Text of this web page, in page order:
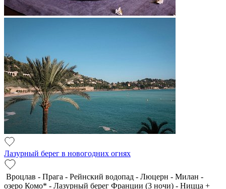
Лазурный берег в новогодних огнях
Вроцлав - Прага - Рейнский водопад - Люцерн - Милан -
озеро Комо* - Лазурный берег Франции (3 ночи) - Ницца +